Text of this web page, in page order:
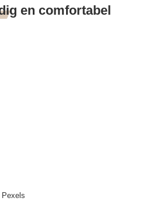
en comfortabel